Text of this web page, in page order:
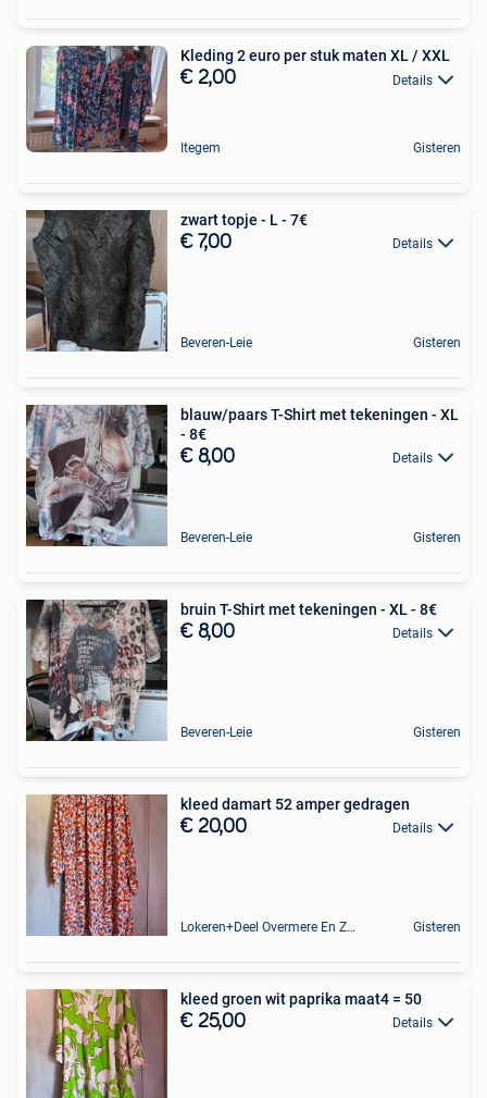
Kleding 2 euro per stuk maten XL / XXL
€ 2,00 Details
Itegem Gisteren
zwart topje - L - 7€
€ 7,00 Details
Beveren-Leie Gisteren
blauw/paars T-Shirt met tekeningen - XL
- 8€
€ 8,00 Details
Beveren-Leie Gisteren
bruin T-Shirt met tekeningen - XL - 8€
€ 8,00 Details
Beveren-Leie Gisteren
kleed damart 52 amper gedragen
€ 20,00 Details
Lokeren+Deel Overmere En Zele Gisteren
kleed groen wit paprika maat4 = 50
€ 25,00 Details